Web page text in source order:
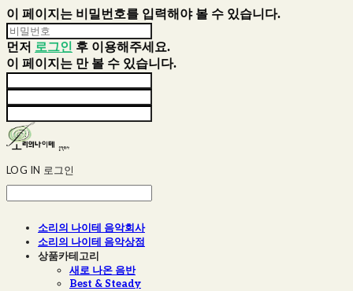
이 페이지는 비밀번호를 입력해야 볼 수 있습니다.
먼저 로그인 후 이용해주세요.
이 페이지는 만 볼 수 있습니다.
LOG IN 로그인
소리의 나이테 음악회사
소리의 나이테 음악상점
상품카테고리
새로 나온 음반
Best & Steady